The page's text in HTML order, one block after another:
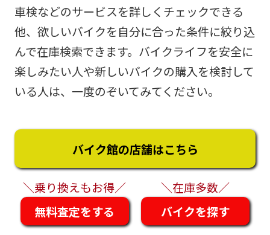
車検などのサービスを詳しくチェックできる
他、欲しいバイクを自分に合った条件に絞り込
んで在庫検索できます。バイクライフを安全に
楽しみたい人や新しいバイクの購入を検討して
いる人は、一度のぞいてみてください。
バイク館の店舗はこちら
＼乗り換えもお得／
＼在庫多数／
無料査定をする
バイクを探す